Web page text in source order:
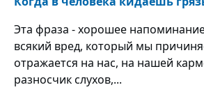
Эта фраза - хорошее
всякий вред, который мы
отражается на нас, на нашей
разносчик слухов,...